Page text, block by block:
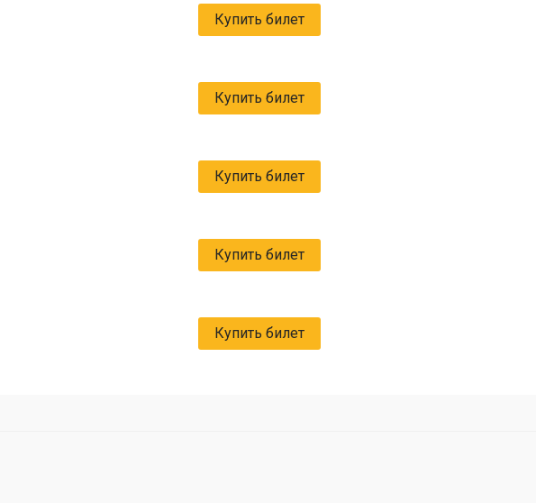
Купить билет
Купить билет
Купить билет
Купить билет
Купить билет